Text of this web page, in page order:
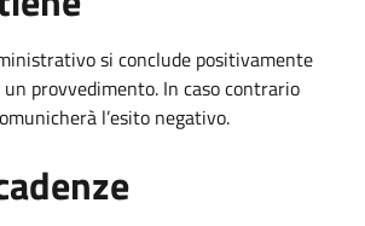
si conclude positivamente
un provvedimento. In caso contrario
l’esito negativo.